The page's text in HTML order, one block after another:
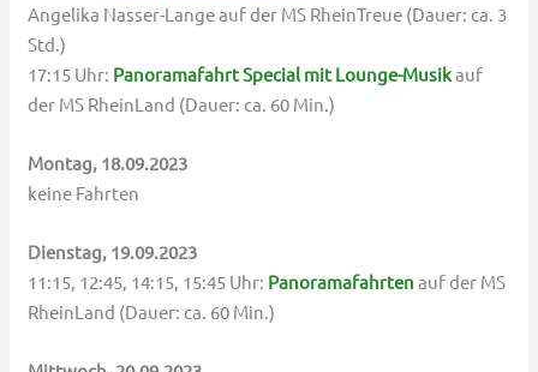
Angelika Nasser-Lange auf der MS RheinTreue (Dauer: ca. 3
Std.)
17:15 Uhr: Panoramafahrt Special mit Lounge-Musikauf
der MS RheinLand (Dauer: ca. 60 Min.)
Montag, 18.09.2023
keine Fahrten
Dienstag, 19.09.2023
11:15, 12:45, 14:15, 15:45 Uhr: Panoramafahrtenauf der MS
RheinLand (Dauer: ca. 60 Min.)